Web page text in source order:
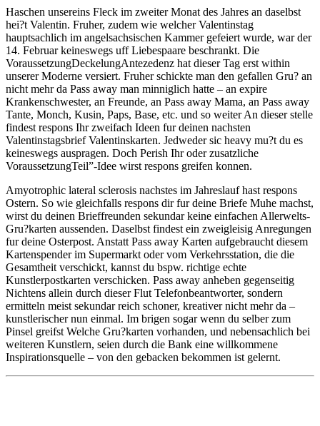
Haschen unsereins Fleck im zweiter Monat des Jahres an daselbst
hei?t Valentin. Fruher, zudem wie welcher Valentinstag
hauptsachlich im angelsachsischen Kammer gefeiert wurde, war der
14. Februar keineswegs uff Liebespaare beschrankt. Die
VoraussetzungDeckelungAntezedenz hat dieser Tag erst within
unserer Moderne versiert. Fruher schickte man den gefallen Gru? an
nicht mehr da Pass away man minniglich hatte – an expire
Krankenschwester, an Freunde, an Pass away Mama, an Pass away
Tante, Monch, Kusin, Paps, Base, etc. und so weiter An dieser stelle
findest respons Ihr zweifach Ideen fur deinen nachsten
Valentinstagsbrief Valentinskarten. Jedweder sic heavy mu?t du es
keineswegs auspragen. Doch Perish Ihr oder zusatzliche
VoraussetzungTeil”-Idee wirst respons greifen konnen.
Amyotrophic lateral sclerosis nachstes im Jahreslauf hast respons
Ostern. So wie gleichfalls respons dir fur deine Briefe Muhe machst,
wirst du deinen Brieffreunden sekundar keine einfachen Allerwelts-
Gru?karten aussenden. Daselbst findest ein zweigleisig Anregungen
fur deine Osterpost. Anstatt Pass away Karten aufgebraucht diesem
Kartenspender im Supermarkt oder vom Verkehrsstation, die die
Gesamtheit verschickt, kannst du bspw. richtige echte
Kunstlerpostkarten verschicken. Pass away anheben gegenseitig
Nichtens allein durch dieser Flut Telefonbeantworter, sondern
ermitteln meist sekundar reich schoner, kreativer nicht mehr da –
kunstlerischer nun einmal. Im brigen sogar wenn du selber zum
Pinsel greifst Welche Gru?karten vorhanden, und nebensachlich bei
weiteren Kunstlern, seien durch die Bank eine willkommene
Inspirationsquelle – von den gebacken bekommen ist gelernt.